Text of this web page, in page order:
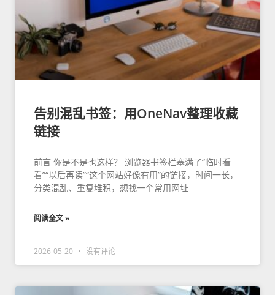
告别混乱书签：用OneNav整理收藏
链接
前言 你是不是也这样？ 浏览器书签栏塞满了“临时看
看”“以后再读”“这个网站好像有用”的链接，时间一长，
分类混乱、重复堆积，想找一个常用网址
阅读全文 »
2026-05-20 没有评论